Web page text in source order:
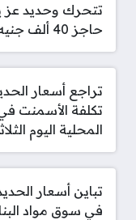
تتحرك وحديد
حاجز 40 ألف جنيه
تراجع أسعار
تكلفة الأسمنت
المحلية اليوم
تباين أسعار
في سوق مواد